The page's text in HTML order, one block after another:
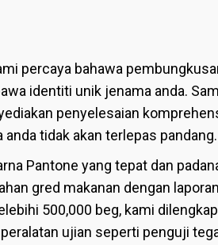
percaya bahawa
identiti unik jenama anda.
penyelesaian
tidak akan terlepas pandang.
Pantone yang tepat dan
gred makanan dengan
500,000 beg, kami
ujian seperti penguji